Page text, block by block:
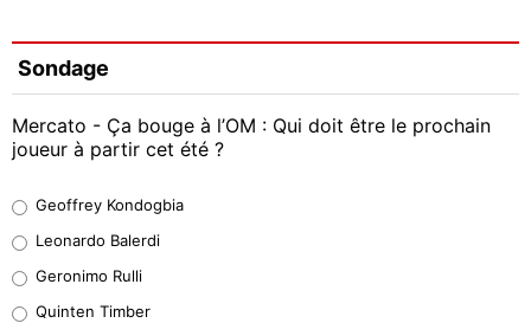
Sondage
Mercato - Ça bouge à l’OM : Qui doit être le prochain
joueur à partir cet été ?
38%
32%
Geoffrey Kondogbia
Leonardo Balerdi
Geronimo Rulli
Quinten Timber